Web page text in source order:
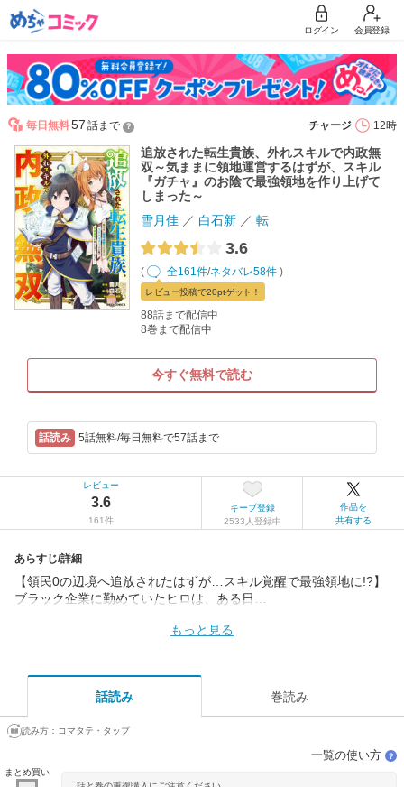
ログイン 会員登録
毎日無料57 話まで ？ チャージ 12時
追放された転生貴族、外れスキルで内政無
双～気ままに領地運営するはずが、スキル
『ガチャ』のお陰で最強領地を作り上げて
しまった～
雪月佳
白石新 転
3.6
( 全161件/ネタバレ58件 )
レビュー投稿で20ptゲット！
88話まで配信中
8巻まで配信中
今すぐ無料で読む
5話無料/毎日無料で57話まで
レビュー
3.6
161件
キープ登録
2533人登録中
作品を
共有する
あらすじ/詳細
【領民0の辺境へ追放されたはずが…スキル覚醒で最強領地に!?】
ブラック企業に勤めていたヒロは、ある日…
もっと見る
話読み 巻読み
読み方： コマタテ・タップ
まとめ買い
一覧の使い方 ？